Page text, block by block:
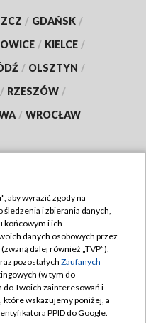
/ GDAŃSK /
/ KIELCE /
/ OLSZTYN /
/ RZESZÓW /
/ WROCŁAW
TVP
aby wyrazić zgody na
i zbierania danych,
końcowym i ich
danych osobowych przez
dalej również „TVP”),
pozostałych Zaufanych
(w tym do
Twoich zainteresowań i
które wskazujemy poniżej, a
PPID do Google.